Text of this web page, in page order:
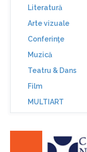
Literatură
Arte vizuale
Conferinţe
Muzică
Teatru & Dans
Film
MULTIART